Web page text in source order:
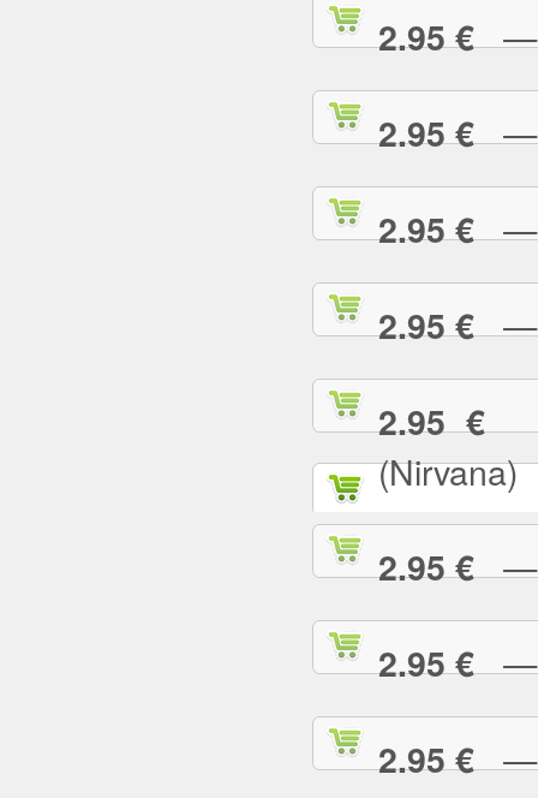
2.95 €—
2.95 €—
2.95 €—
2.95 €—
2.95 €—
(Nirvana)
2.95 €—
2.95 €—
2.95 €—